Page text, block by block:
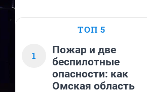
ТОП 5
1
Пожар и две
беспилотные
опасности: как
Омская область